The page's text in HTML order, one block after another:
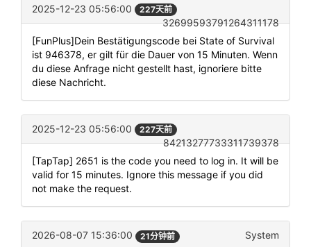
2025-12-23 05:56:00 227天前
32699593791264311178
[FunPlus]Dein Bestätigungscode bei State of Survival
ist 946378, er gilt für die Dauer von 15 Minuten. Wenn
du diese Anfrage nicht gestellt hast, ignoriere bitte
diese Nachricht.
2025-12-23 05:56:00 227天前
84213277733311739378
[TapTap] 2651 is the code you need to log in. It will be
valid for 15 minutes. Ignore this message if you did
not make the request.
2026-08-07 15:36:00 21分钟前 System